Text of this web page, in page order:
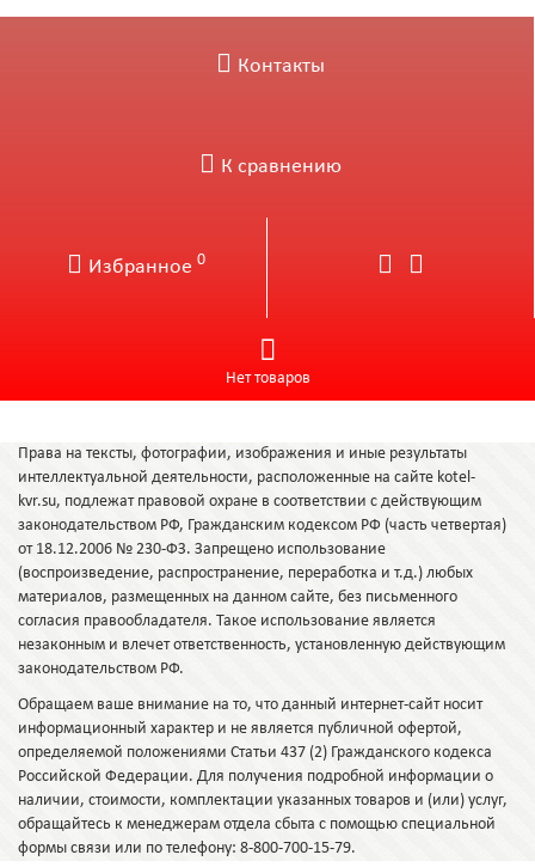
Контакты
К сравнению
Избранное 0
Нет товаров
Права на тексты, фотографии, изображения и иные результаты
интеллектуальной деятельности, расположенные на сайте kotel-
kvr.su, подлежат правовой охране в соответствии с действующим
законодательством РФ, Гражданским кодексом РФ (часть четвертая)
от 18.12.2006 № 230-ФЗ. Запрещено использование
(воспроизведение, распространение, переработка и т.д.) любых
материалов, размещенных на данном сайте, без письменного
согласия правообладателя. Такое использование является
незаконным и влечет ответственность, установленную действующим
законодательством РФ.
Обращаем ваше внимание на то, что данный интернет-сайт носит
информационный характер и не является публичной офертой,
определяемой положениями Статьи 437 (2) Гражданского кодекса
Российской Федерации. Для получения подробной информации о
наличии, стоимости, комплектации указанных товаров и (или) услуг,
обращайтесь к менеджерам отдела сбыта с помощью специальной
формы связи или по телефону: 8-800-700-15-79.